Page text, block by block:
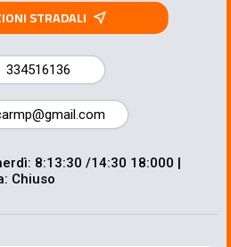
STRADALI near_me
334516136
8:13:30 /14:30 18:000 |
Chiuso